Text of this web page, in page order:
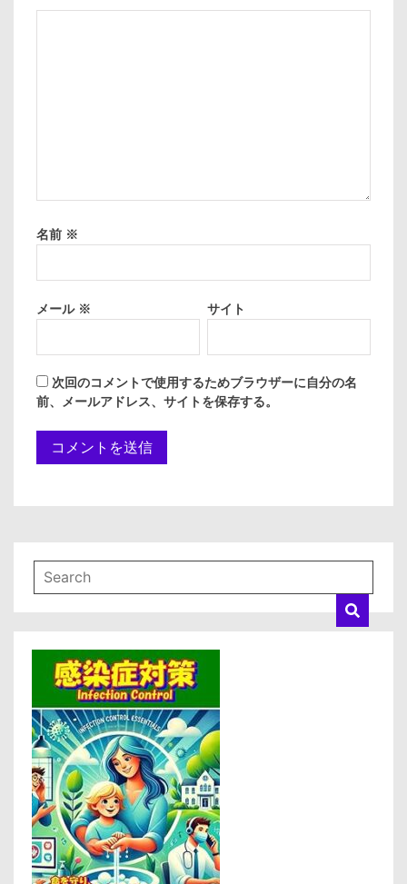
名前 ※
メール ※ サイト
次回のコメントで使用するためブラウザーに自分の名
前、メールアドレス、サイトを保存する。